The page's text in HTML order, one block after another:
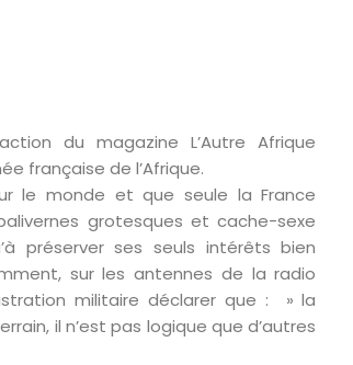
du magazine L’Autre Afrique
française de l’Afrique.
le monde et que seule la France
grotesques et cache-sexe
préserver ses seuls intérêts bien
sur les antennes de la radio
militaire déclarer que : » la
il n’est pas logique que d’autres